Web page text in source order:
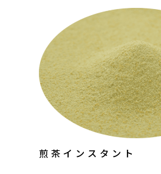
煎茶インスタント